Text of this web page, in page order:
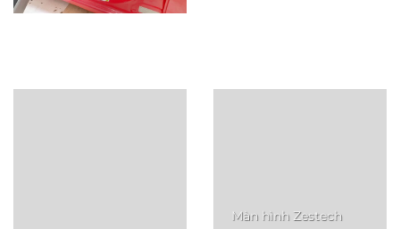
Màn hình Zestech